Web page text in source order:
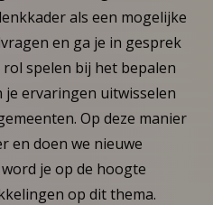
als een mogelijke
en ga je in gesprek
spelen bij het bepalen
je ervaringen uitwisselen
Op deze manier
en doen we nieuwe
je op de hoogte
op dit thema.